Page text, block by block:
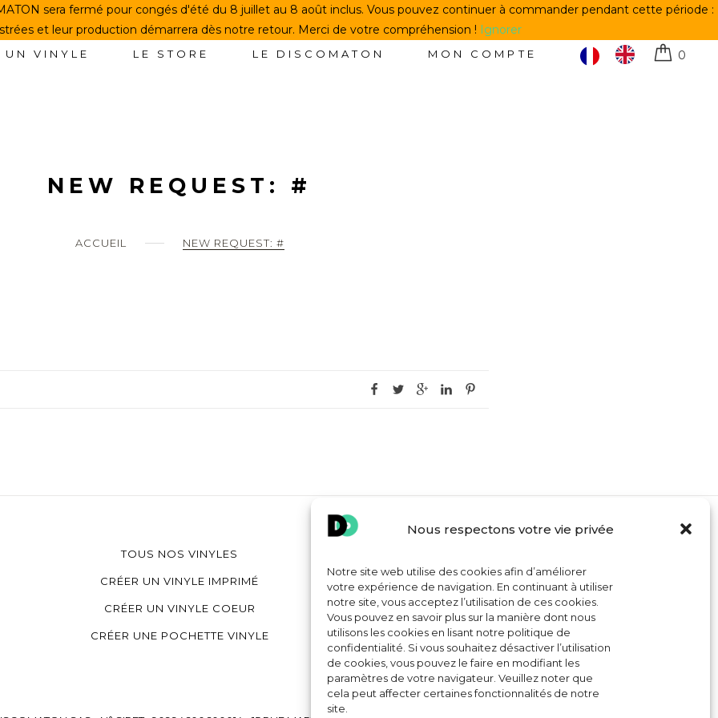
Nous respectons votre vie privée
Notre site web utilise des cookies afin d’améliorer
votre expérience de navigation. En continuant à utiliser
notre site, vous acceptez l’utilisation de ces cookies.
Vous pouvez en savoir plus sur la manière dont nous
utilisons les cookies en lisant notre politique de
confidentialité. Si vous souhaitez désactiver l’utilisation
de cookies, vous pouvez le faire en modifiant les
paramètres de votre navigateur. Veuillez noter que
cela peut affecter certaines fonctionnalités de notre
site.
0
UN VINYLE LE STORE LE DISCOMATON MON COMPTE
ACCUEIL NEW REQUEST: #
NEW REQUEST: #
TOUS NOS VINYLES
CRÉER UN VINYLE IMPRIMÉ
CRÉER UN VINYLE COEUR
CRÉER UNE POCHETTE VINYLE
CONTACT
CONDITIONS GÉNÉRALES DE VENTE
POLITIQUE DE COOKIES
sera fermé pour congés d'été du 8 juillet au 8 août inclus. Vous pouvez continuer à commander pendant cette période :
et leur production démarrera dès notre retour. Merci de votre compréhension ! Ignorer